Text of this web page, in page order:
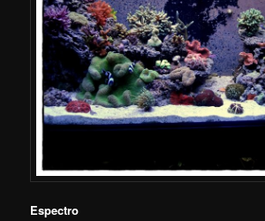
Espectro